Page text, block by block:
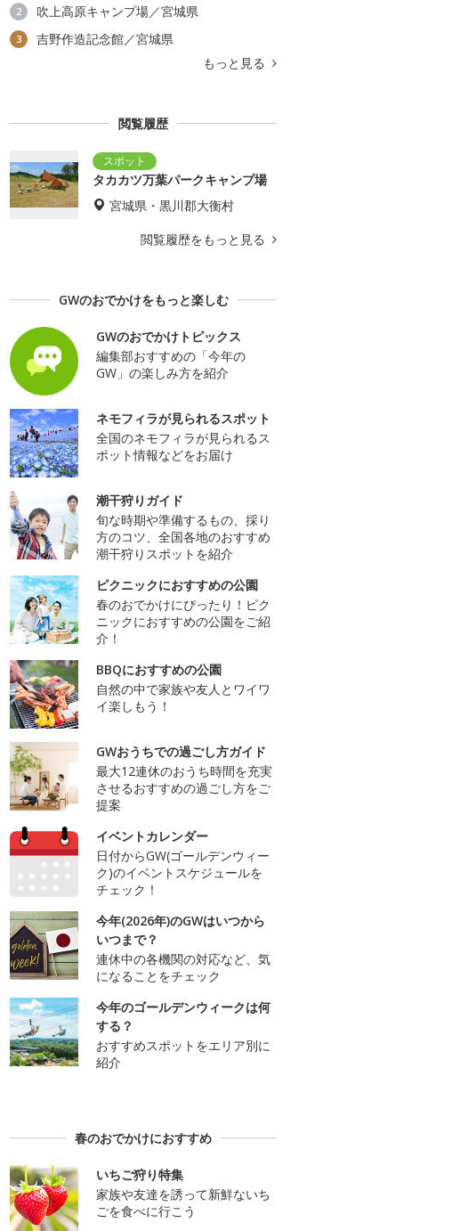
2 吹上高原キャンプ場／宮城県
3
吉野作造記念館／宮城県
もっと見る
閲覧履歴
タカカツ万葉パークキャンプ場
宮城県・黒川郡大衡村
閲覧履歴をもっと見る
GWのおでかけをもっと楽しむ
GWのおでかけトピックス
編集部おすすめの「今年の
GW」の楽しみ方を紹介
ネモフィラが見られるスポット
全国のネモフィラが見られるス
ポット情報などをお届け
潮干狩りガイド
旬な時期や準備するもの、採り
方のコツ、全国各地のおすすめ
潮干狩りスポットを紹介
ピクニックにおすすめの公園
春のおでかけにぴったり！ピク
ニックにおすすめの公園をご紹
介！
BBQにおすすめの公園
自然の中で家族や友人とワイワ
イ楽しもう！
GWおうちでの過ごし方ガイド
最大12連休のおうち時間を充実
させるおすすめの過ごし方をご
提案
イベントカレンダー
日付からGW(ゴールデンウィー
ク)のイベントスケジュールを
チェック！
今年(2026年)のGWはいつから
いつまで？
連休中の各機関の対応など、気
になることをチェック
今年のゴールデンウィークは何
する？
おすすめスポットをエリア別に
紹介
春のおでかけにおすすめ
いちご狩り特集
家族や友達を誘って新鮮ないち
ごを食べに行こう